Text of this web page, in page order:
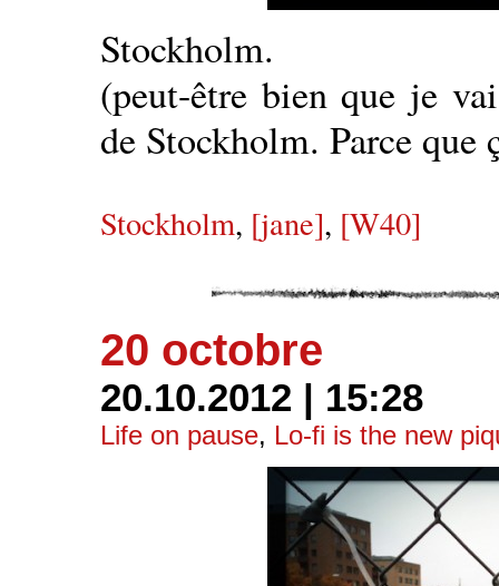
Stockholm.
(peut-être bien que je
de Stockholm. Parce
Stockholm, [jane], [W40]
20 octobre
20.10.2012 | 15:28
Life on pause, Lo-fi is the new